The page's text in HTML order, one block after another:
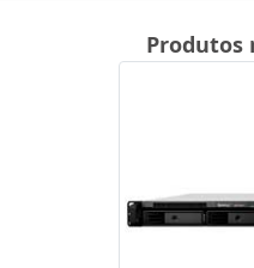
Produtos